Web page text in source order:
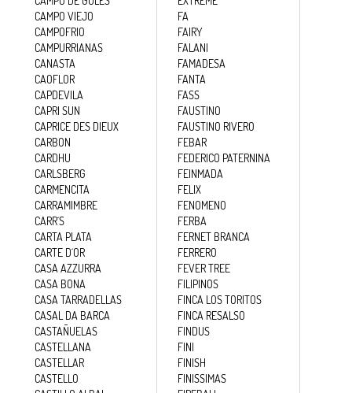
CAMPO VIEJO
CAMPOFRIO
CAMPURRIANAS
CANASTA
CAOFLOR
CAPDEVILA
CAPRI SUN
CAPRICE DES DIEUX
CARBON
CARDHU
CARLSBERG
CARMENCITA
CARRAMIMBRE
CARR´S
CARTA PLATA
CARTE D´OR
CASA AZZURRA
CASA BONA
CASA TARRADELLAS
CASAL DA BARCA
CASTAÑUELAS
CASTELLANA
CASTELLAR
CASTELLO
FA
FAIRY
FALANI
FAMADESA
FANTA
FASS
FAUSTINO
FAUSTINO RIVERO
FEBAR
FEDERICO PATERNINA
FEINMADA
FELIX
FENOMENO
FERBA
FERNET BRANCA
FERRERO
FEVER TREE
FILIPINOS
FINCA LOS TORITOS
FINCA RESALSO
FINDUS
FINI
FINISH
FINISSIMAS